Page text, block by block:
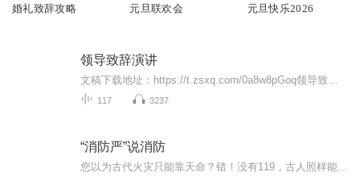
婚礼致辞攻略 元旦联欢会 元旦快乐2026
领导致辞演讲
117 3237
“消防严”说消防